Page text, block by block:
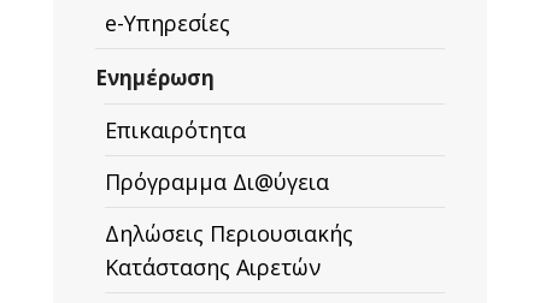
e-Υπηρεσίες
Ενημέρωση
Επικαιρότητα
Πρόγραμμα Δι@ύγεια
Δηλώσεις Περιουσιακής
Κατάστασης Αιρετών